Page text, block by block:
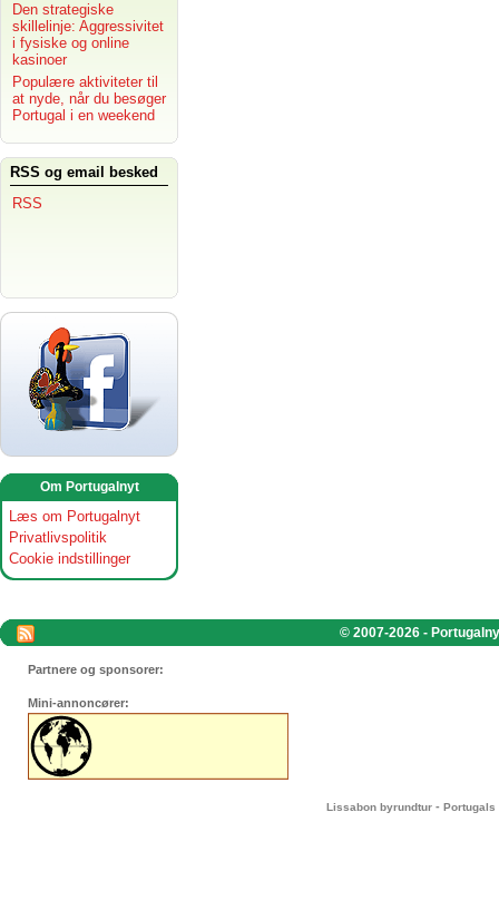
Den strategiske
skillelinje: Aggressivitet
i fysiske og online
kasinoer
Populære aktiviteter til
at nyde, når du besøger
Portugal i en weekend
RSS og email besked
RSS
Om Portugalnyt
Læs om Portugalnyt
Privatlivspolitik
Cookie indstillinger
© 2007-2026 -
Partnere og sponsorer:
Mini-annoncører:
Lissabon byrundtur - Portugals